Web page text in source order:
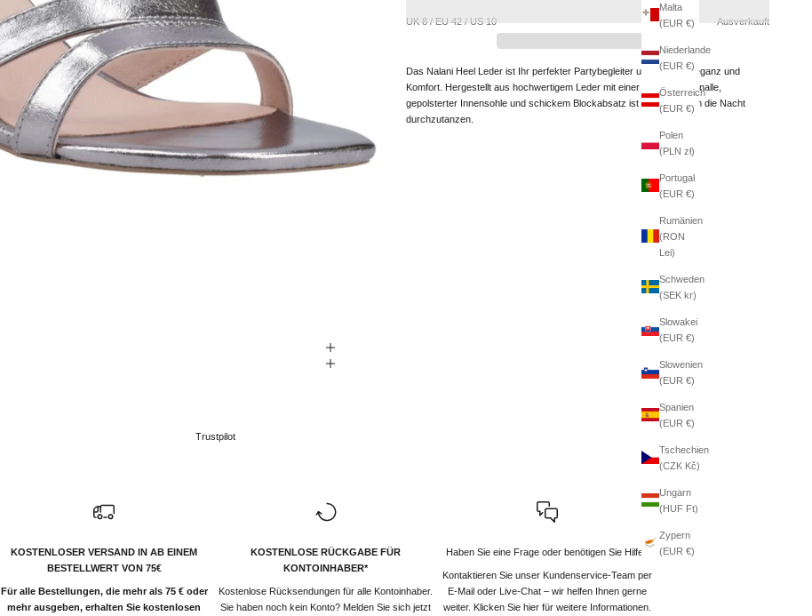
Malta
(EUR €)
Niederlande
(EUR €)
Österreich
(EUR €)
Polen
(PLN zł)
Portugal
(EUR €)
Rumänien
(RON
Lei)
Schweden
(SEK kr)
Slowakei
(EUR €)
Slowenien
(EUR €)
Spanien
(EUR €)
Tschechien
(CZK Kč)
Ungarn
(HUF Ft)
Zypern
(EUR €)
UK 8 / EU 42 / US 10 Ausverkauft
Das Nalani Heel Leder ist Ihr perfekter Partybegleiter und vereint Eleganz und
Komfort. Hergestellt aus hochwertigem Leder mit einer sicheren Schnalle,
gepolsterter Innensohle und schickem Blockabsatz ist er perfekt, um die Nacht
durchzutanzen.
Trustpilot
KOSTENLOSER VERSAND IN AB EINEM
BESTELLWERT VON 75€
Für alle Bestellungen, die mehr als 75 € oder
mehr ausgeben, erhalten Sie kostenlosen
KOSTENLOSE RÜCKGABE FÜR
KONTOINHABER*
Kostenlose Rücksendungen für alle Kontoinhaber.
Sie haben noch kein Konto? Melden Sie sich jetzt
Haben Sie eine Frage oder benötigen Sie Hilfe?
Kontaktieren Sie unser Kundenservice-Team per
E-Mail oder Live-Chat – wir helfen Ihnen gerne
weiter. Klicken Sie hier für weitere Informationen.